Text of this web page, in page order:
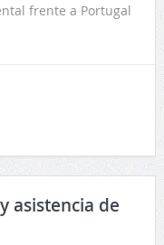
frente a Portugal
asistencia de